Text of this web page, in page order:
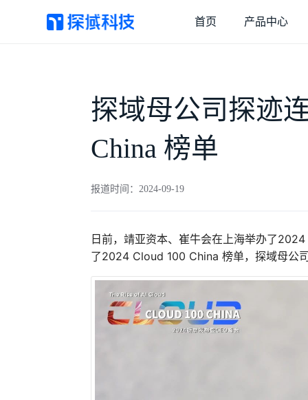
首页 产品中心
抖店外呼
抖店用户和订单强触达
探域母公司探迹
China 榜单
报道时间：2024-09-19
日前，靖亚资本、崔牛会在上海举办了
了2024 Cloud 100 China 榜单，探域母公